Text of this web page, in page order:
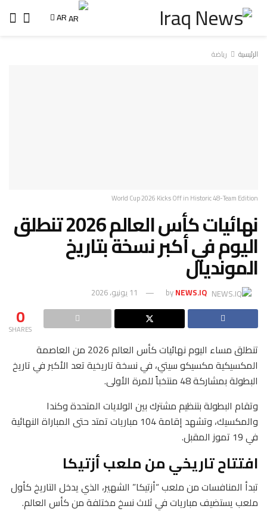
AR
الرئيسية رياضة
World Cup 2026 Kicks Off in Historic 48-Team Edition
نهائيات كأس العالم 2026 تنطلق
اليوم في أكبر نسخة بتاريخ
المونديال
byNEWS.IQ 11 يونيو، 2026
0
SHARES
تنطلق مساء اليوم نهائيات كأس العالم 2026 من العاصمة
المكسيكية مكسيكو سيتي، في نسخة تاريخية تعد الأكبر في تاريخ
البطولة بمشاركة 48 منتخباً للمرة الأولى.
وتقام البطولة بتنظيم مشترك بين الولايات المتحدة وكندا
والمكسيك، وتشهد إقامة 104 مباريات تمتد حتى المباراة النهائية
في 19 تموز المقبل.
افتتاح تاريخي من ملعب أزتيكا
تبدأ المنافسات من ملعب “أزتيكا” الشهير، الذي يدخل التاريخ كأول
ملعب يستضيف مباريات في ثلاث نسخ مختلفة من كأس العالم.